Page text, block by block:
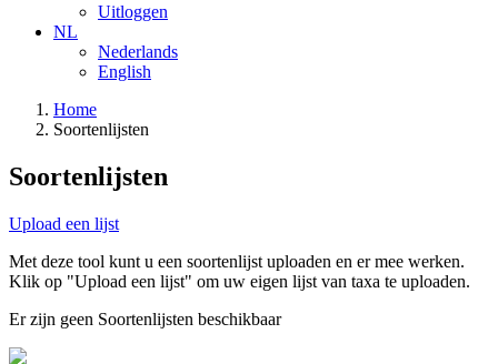
Uitloggen
NL
Nederlands
English
Home
Soortenlijsten
Soortenlijsten
Upload een lijst
Met deze tool kunt u een soortenlijst uploaden en er mee werken.
Klik op "Upload een lijst" om uw eigen lijst van taxa te uploaden.
Er zijn geen Soortenlijsten beschikbaar